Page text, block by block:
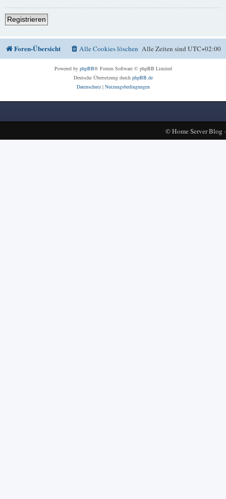
Registrieren
Foren-Übersicht Alle Zeiten sindUTC+02:00
Alle Cookies löschen
Powered by phpBB® Forum Software © phpBB Limited
Deutsche Übersetzung durch phpBB.de
Datenschutz| Nutzungsbedingungen
©Home Server Blog